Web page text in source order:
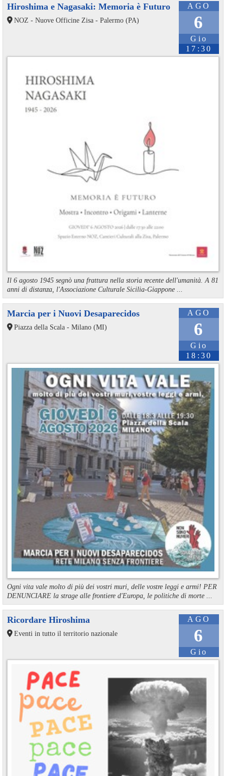
AGO
6
Gio
17:30
Hiroshima e Nagasaki: Memoria è Futuro
NOZ - Nuove Officine Zisa - Palermo (PA)
Il 6 agosto 1945 segnò una frattura nella storia recente dell'umanità. A 81
anni di distanza, l'Associazione Culturale Sicilia-Giappone ...
AGO
6
Gio
18:30
Marcia per i Nuovi Desaparecidos
Piazza della Scala - Milano (MI)
Ogni vita vale molto di più dei vostri muri, delle vostre leggi e armi! PER
DENUNCIARE la strage alle frontiere d'Europa, le politiche di morte ...
AGO
6
Gio
Ricordare Hiroshima
Eventi in tutto il territorio nazionale